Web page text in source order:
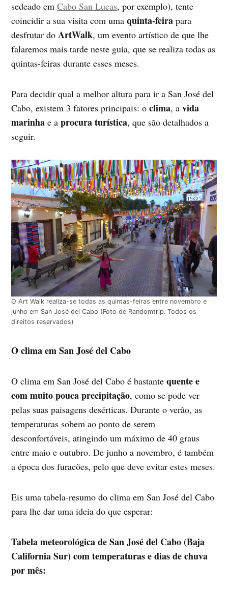
sedeado emCabo San Lucas, por exemplo), tente
coincidir a sua visita com uma quinta-feira para
desfrutar doArtWalk, um evento artístico de que lhe
falaremos mais tarde neste guia, que se realiza todas as
quintas-feiras durante esses meses.
Para decidir qual a melhor altura para ir a San José del
Cabo, existem 3 fatores principais: oclima, avida
marinha e aprocura turística, que são detalhados a
seguir.
O Art Walk realiza-se todas as quintas-feiras entre novembro e
junho em San José del Cabo (Foto de Randomtrip. Todos os
direitos reservados)
O clima em San José del Cabo
O clima em San José del Cabo é bastantequente e
com muito pouca precipitação, como se pode ver
pelas suas paisagens desérticas. Durante o verão, as
temperaturas sobem ao ponto de serem
desconfortáveis, atingindo um máximo de 40 graus
entre maio e outubro. De junho a novembro, é também
a época dos furacões, pelo que deve evitar estes meses.
Eis uma tabela-resumo do clima em San José del Cabo
para lhe dar uma ideia do que esperar:
Tabela meteorológica de San José del Cabo (Baja
California Sur) com temperaturas e dias de chuva
por mês: